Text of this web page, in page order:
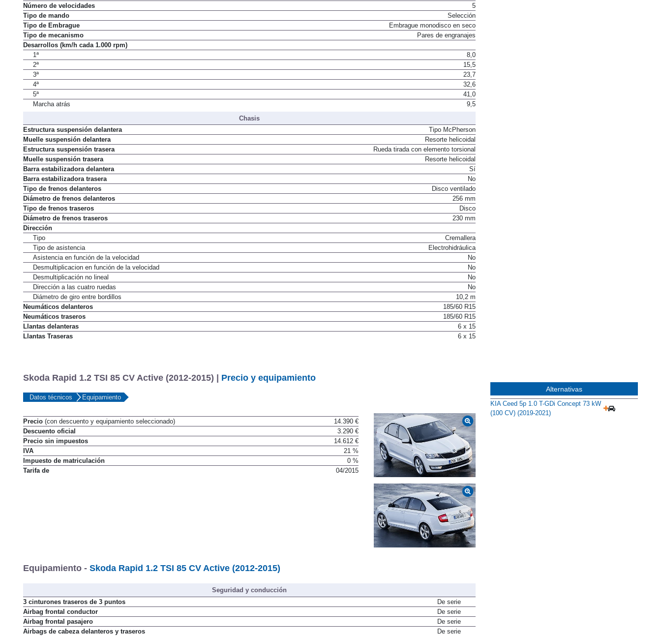
Número de velocidades
5
Tipo de mando
Selección
Tipo de Embrague
Embrague monodisco en seco
Tipo de mecanismo
Pares de engranajes
Desarrollos (km/h cada 1.000 rpm)
1ª
8,0
2ª
15,5
3ª
23,7
4ª
32,6
5ª
41,0
Marcha atrás
9,5
Chasis
Estructura suspensión delantera
Tipo McPherson
Muelle suspensión delantera
Resorte helicoidal
Estructura suspensión trasera
Rueda tirada con elemento torsional
Muelle suspensión trasera
Resorte helicoidal
Barra estabilizadora delantera
Sí
Barra estabilizadora trasera
No
Tipo de frenos delanteros
Disco ventilado
Diámetro de frenos delanteros
256 mm
Tipo de frenos traseros
Disco
Diámetro de frenos traseros
230 mm
Dirección
Tipo
Cremallera
Tipo de asistencia
Electrohidráulica
Asistencia en función de la velocidad
No
Desmultiplicacion en función de la velocidad
No
Desmultiplicación no lineal
No
Dirección a las cuatro ruedas
No
Diámetro de giro entre bordillos
10,2 m
Neumáticos delanteros
185/60 R15
Neumáticos traseros
185/60 R15
Llantas delanteras
6 x 15
Llantas Traseras
6 x 15
Skoda Rapid 1.2 TSI 85 CV Active (2012-2015) | Precio y equipamiento
Datos técnicos Equipamiento
Precio (con descuento y equipamiento seleccionado)
14.390 €
Descuento oficial
3.290 €
Precio sin impuestos
14.612 €
IVA
21 %
Impuesto de matriculación
0 %
Tarifa de
04/2015
Equipamiento - Skoda Rapid 1.2 TSI 85 CV Active (2012-2015)
Seguridad y conducción
3 cinturones traseros de 3 puntos
De serie
Airbag frontal conductor
De serie
Airbag frontal pasajero
De serie
Airbags de cabeza delanteros y traseros
De serie
Alternativas
KIA Ceed 5p 1.0 T-GDi Concept 73 kW
(100 CV) (2019-2021)